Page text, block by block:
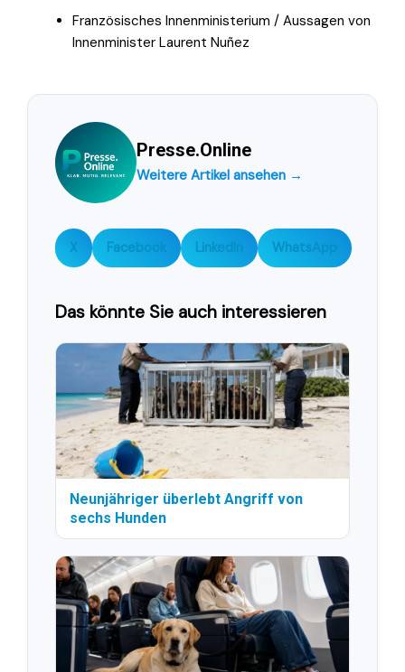
Französisches Innenministerium / Aussagen von
Innenminister Laurent Nuñez
Presse.Online
Weitere Artikel ansehen →
X Facebook LinkedIn WhatsApp
Das könnte Sie auch interessieren
Neunjähriger überlebt Angriff von
sechs Hunden